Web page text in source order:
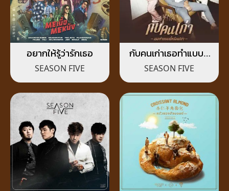
อยากให้รู้ว่ารักเธอ
SEASON FIVE
กับคนเก่าเธอทำแบบนี้
หรือเปล่า
SEASON FIVE